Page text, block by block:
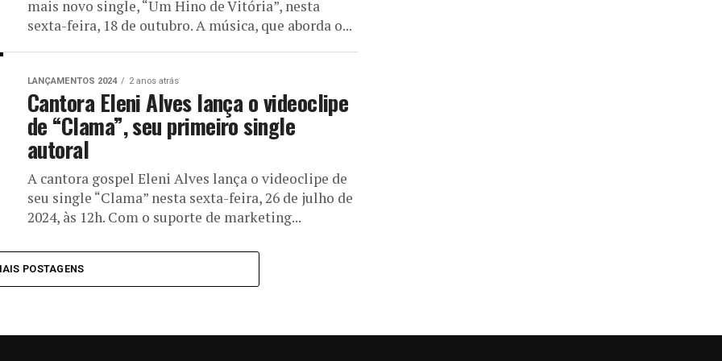
mais novo single, “Um Hino de Vitória”, nesta
sexta-feira, 18 de outubro. A música, que aborda o...
LANÇAMENTOS 2024 2 anos atrás
Cantora Eleni Alves lança o videoclipe
de “Clama”, seu primeiro single
autoral
A cantora gospel Eleni Alves lança o videoclipe de
seu single “Clama” nesta sexta-feira, 26 de julho de
2024, às 12h. Com o suporte de marketing...
POSTAGENS